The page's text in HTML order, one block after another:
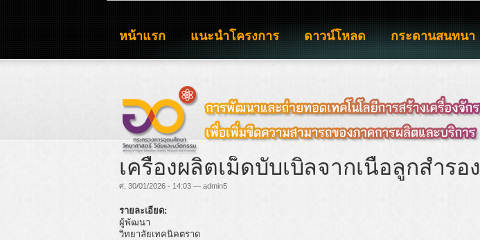
หน้าแรก แนะนำโครงการ ดาวน์โหลด กระดานสนทนา
เครื่องผลิตเม็ดบับเบิลจากเนื้อลูกสำรอง
ศ, 30/01/2026 - 14:03 — admin5
รายละเอียด:
ผู้พัฒนา
วิทยาลัยเทคนิคตราด